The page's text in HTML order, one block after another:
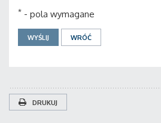
* - pola wymagane
DRUKUJ